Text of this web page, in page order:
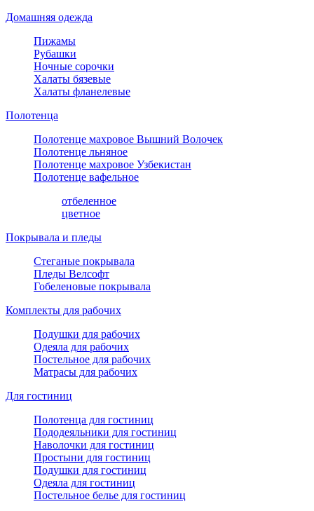
Домашняя одежда
Пижамы
Рубашки
Ночные сорочки
Халаты бязевые
Халаты фланелевые
Полотенца
Полотенце махровое Вышний Волочек
Полотенце льняное
Полотенце махровое Узбекистан
Полотенце вафельное
отбеленное
цветное
Покрывала и пледы
Стеганые покрывала
Пледы Велсофт
Гобеленовые покрывала
Комплекты для рабочих
Подушки для рабочих
Одеяла для рабочих
Постельное для рабочих
Матрасы для рабочих
Для гостиниц
Полотенца для гостиниц
Пододеяльники для гостиниц
Наволочки для гостиниц
Простыни для гостиниц
Подушки для гостиниц
Одеяла для гостиниц
Постельное белье для гостиниц